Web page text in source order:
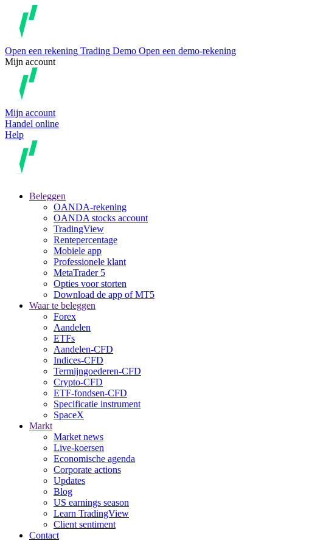
Open een rekening Trading Demo Open een demo-rekening
Mijn account
Mijn account
Handel online
Help
Beleggen
OANDA-rekening
OANDA stocks account
TradingView
Rentepercentage
Mobiele app
Professionele klant
MetaTrader 5
Opties voor storten
Download de app of MT5
Waar te beleggen
Forex
Aandelen
ETFs
Aandelen-CFD
Indices-CFD
Termijngoederen-CFD
Crypto-CFD
ETF-fondsen-CFD
Specificatie instrument
SpaceX
Markt
Market news
Live-koersen
Economische agenda
Corporate actions
Updates
Blog
US earnings season
Learn TradingView
Client sentiment
Contact